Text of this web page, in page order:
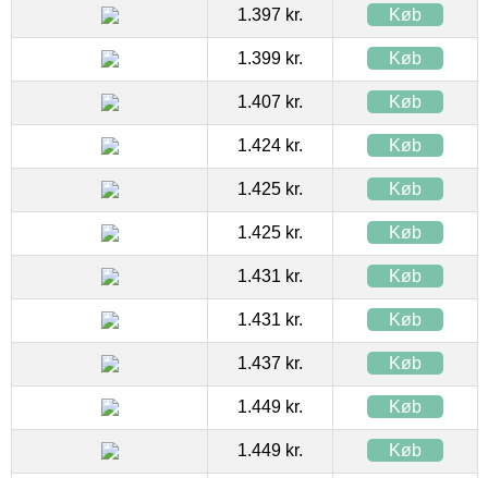
1.397 kr. Køb
1.399 kr. Køb
1.407 kr. Køb
1.424 kr. Køb
1.425 kr. Køb
1.425 kr. Køb
1.431 kr. Køb
1.431 kr. Køb
1.437 kr. Køb
1.449 kr. Køb
1.449 kr. Køb